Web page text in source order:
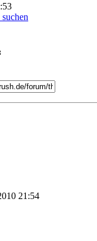
21:54